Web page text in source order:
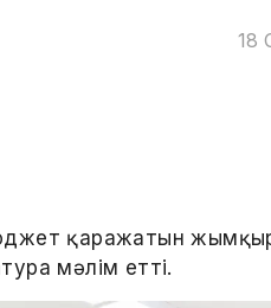
18
қаражатын
мәлім етті.